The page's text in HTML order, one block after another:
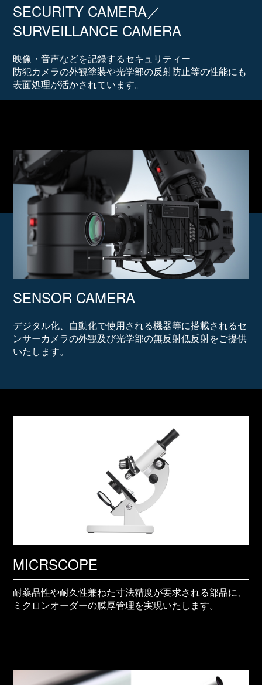
SECURITY CAMERA／
SURVEILLANCE CAMERA
映像・音声などを記録するセキュリティー
防犯カメラの外観塗装や光学部の反射防止等の性能にも
表面処理が活かされています。
SENSOR CAMERA
デジタル化、自動化で使用される機器等に搭載されるセ
ンサーカメラの外観及び光学部の無反射低反射をご提供
いたします。
MICRSCOPE
耐薬品性や耐久性兼ねた寸法精度が要求される部品に、
ミクロンオーダーの膜厚管理を実現いたします。